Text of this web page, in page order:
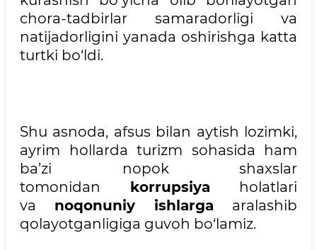
chora-tadbirlar samaradorligi va
natijadorligini yanada oshirishga katta
turtki bo‘ldi.
Shu asnoda, afsus bilan aytish lozimki,
ayrim hollarda turizm sohasida ham
ba’zi nopok shaxslar
tomonidan korrupsiya holatlari
va noqonuniy ishlarga aralashib
qolayotganligiga guvoh bo‘lamiz.